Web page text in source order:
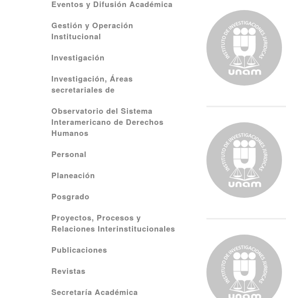
Eventos y Difusión Académica
Gestión y Operación
Institucional
Investigación
Investigación, Áreas
secretariales de
Observatorio del Sistema
Interamericano de Derechos
Humanos
Personal
Planeación
Posgrado
Proyectos, Procesos y
Relaciones Interinstitucionales
Publicaciones
Revistas
Secretaría Académica